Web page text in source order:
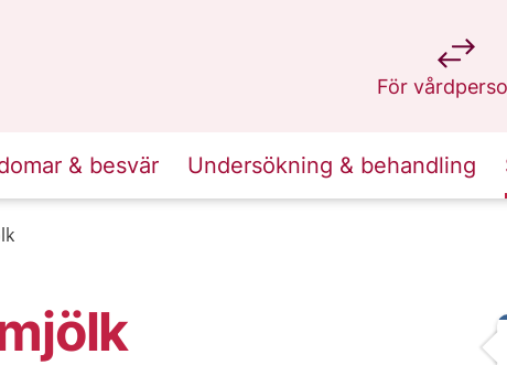
För
på 1177.se
& besvär Undersökning & behandling